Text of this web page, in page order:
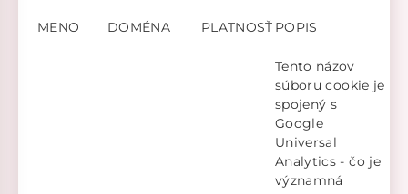
MENO DOMÉNA PLATNOSŤ POPIS
Tento názov
súboru cookie je
spojený s
Google
Universal
Analytics - čo je
významná